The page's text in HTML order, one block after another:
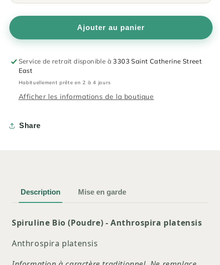
Ajouter au panier
Service de retrait disponible à3303 Saint Catherine Street
East
Habituellement prête en 2 à 4 jours
Afficher les informations de la boutique
Share
Description Mise en garde
Spiruline Bio (Poudre) - Anthrospira platensis
Anthrospira platensis